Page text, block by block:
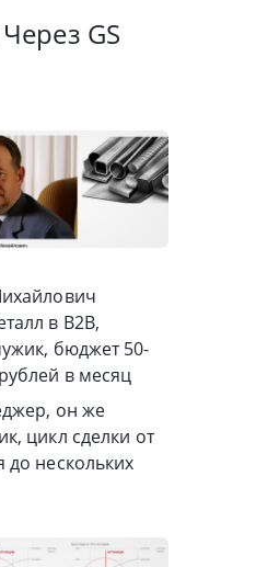
GS
в B2B,
бюджет 50-
в месяц
он же
цикл сделки от
до нескольких